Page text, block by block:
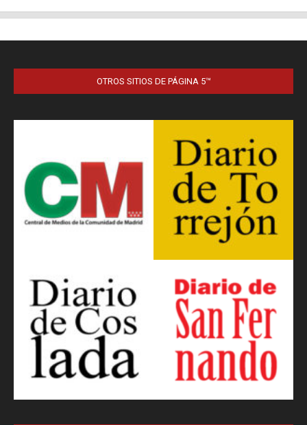
OTROS SITIOS DE PÁGINA 5™